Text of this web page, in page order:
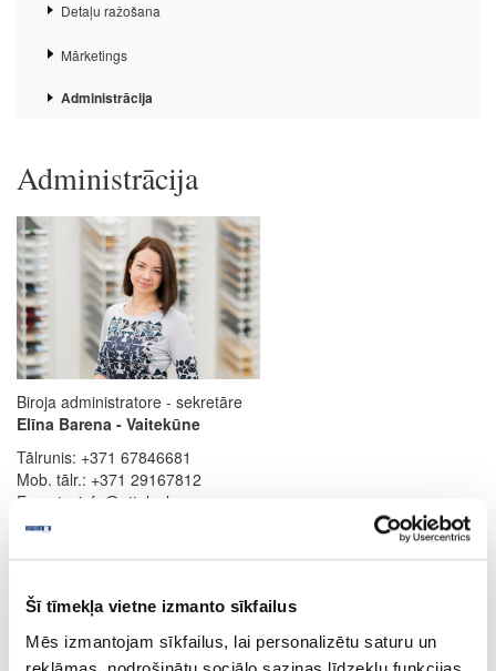
Šī tīmekļa vietne izmanto sīkfailus
Mēs izmantojam sīkfailus, lai personalizētu saturu un
Detaļu ražošana
Mārketings
Administrācija
Administrācija
Biroja administratore - sekretāre
Elīna Barena - Vaitekūne
Tālrunis: +371 67846681
Mob. tālr.: +371 29167812
E-pasts: info@attelsr.lv